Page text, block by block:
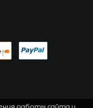
работы сайта и